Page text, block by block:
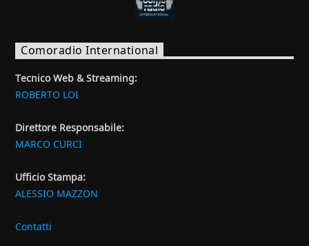
Comoradio International
Tecnico Web & Streaming:
ROBERTO LOI
Direttore Responsabile:
MARCO CURCI
Ufficio Stampa:
ALESSIO MAZZON
Contatti